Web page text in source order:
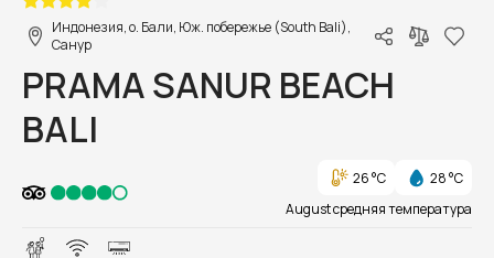
Индонезия, о. Бали, Юж. побережье (South Bali),
Санур
PRAMA SANUR BEACH
BALI
26 °C
28 °C
August средняя температура